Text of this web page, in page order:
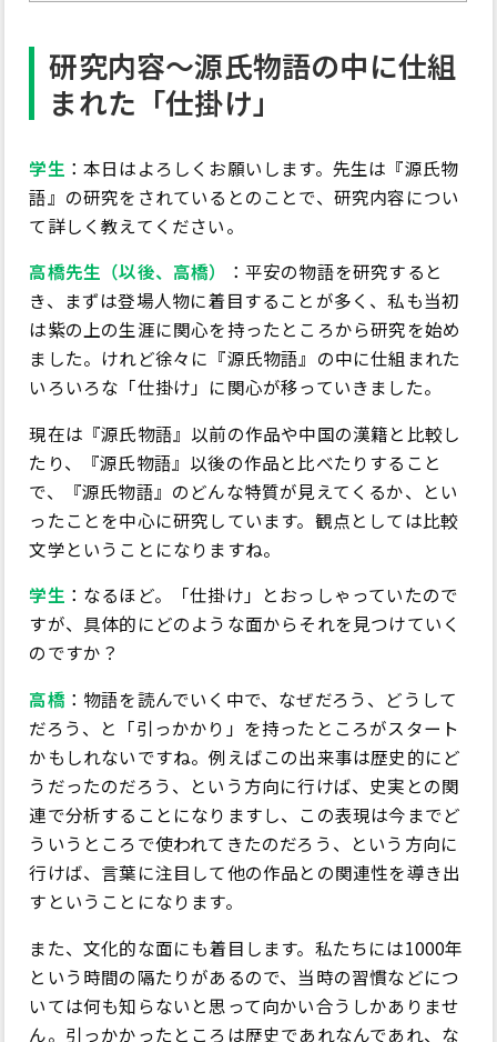
研究内容～源氏物語の中に仕組
まれた「仕掛け」
学生 ：本日はよろしくお願いします。先生は『源氏物
語』の研究をされているとのことで、研究内容につい
て詳しく教えてください。
高橋先生（以後、高橋）
：平安の物語を研究すると
き、まずは登場人物に着目することが多く、私も当初
は紫の上の生涯に関心を持ったところから研究を始め
ました。けれど徐々に『源氏物語』の中に仕組まれた
いろいろな「仕掛け」に関心が移っていきました。
現在は『源氏物語』以前の作品や中国の漢籍と比較し
たり、『源氏物語』以後の作品と比べたりすること
で、『源氏物語』のどんな特質が見えてくるか、とい
ったことを中心に研究しています。観点としては比較
文学ということになりますね。
学生 ：なるほど。「仕掛け」とおっしゃっていたので
すが、具体的にどのような面からそれを見つけていく
のですか？
高橋：物語を読んでいく中で、なぜだろう、どうして
だろう、と「引っかかり」を持ったところがスタート
かもしれないですね。例えばこの出来事は歴史的にど
うだったのだろう、という方向に行けば、史実との関
連で分析することになりますし、この表現は今までど
ういうところで使われてきたのだろう、という方向に
行けば、言葉に注目して他の作品との関連性を導き出
すということになります。
また、文化的な面にも着目します。私たちには1000年
という時間の隔たりがあるので、当時の習慣などにつ
いては何も知らないと思って向かい合うしかありませ
ん。引っかかったところは歴史であれなんであれ、な